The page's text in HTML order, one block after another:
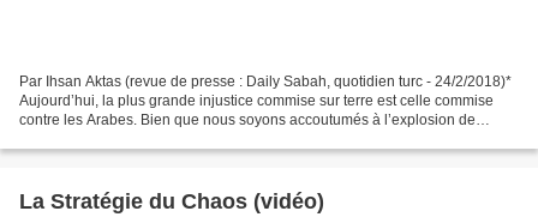
Par Ihsan Aktas (revue de presse : Daily Sabah, quotidien turc - 24/2/2018)*
Aujourd’hui, la plus grande injustice commise sur terre est celle commise
contre les Arabes. Bien que nous soyons accoutumés à l’explosion de
La Stratégie du Chaos (vidéo)